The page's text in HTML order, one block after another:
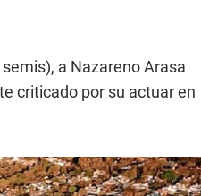
a Nazareno Arasa
criticado por su actuar en